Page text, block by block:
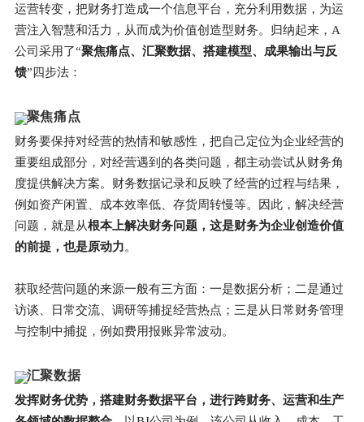
运营转变，把财务打造成一个信息平台，充分利用数据，为运
营注入智慧和活力，从而成为价值创造型财务。归纳起来，A
公司采用了“聚焦痛点、汇聚数据、搭建模型、成果输出与反
馈”四步法：
聚焦痛点
财务要保持对经营的热情和敏感性，把自己定位为企业经营的
重要组成部分，对经营遇到的各类问题，都主动尝试从财务角
度提供解决方案。财务数据记录和反映了经营的过程与结果，
例如资产闲置、成本效率低、存货周转慢等。因此，解决经营
问题，就是从根本上解决财务问题，这是财务为企业创造价值
的前提，也是原动力。
获取经营问题的来源一般有三方面：一是数据分析；二是通过
访谈、日常交流、调研等捕捉经营热点；三是从日常财务管理
与控制中捕捉，例如费用报账异常波动。
汇聚数据
发挥财务优势，搭建财务数据平台，进行跨财务、运营和生产